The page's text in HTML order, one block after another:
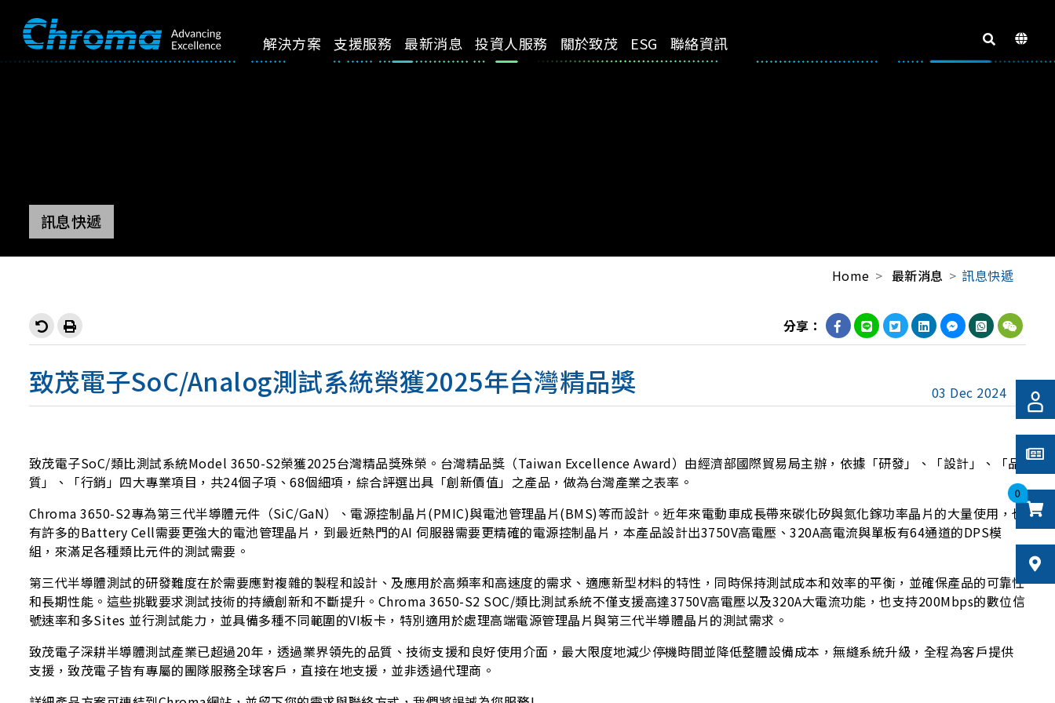
解決方案 支援服務 最新消息 投資人服務 關於致茂 ESG 聯絡資訊
0
訊息快遞
Home 最新消息 訊息快遞
分享：
致茂電子SoC/Analog測試系統榮獲2025年台灣精品獎 03 Dec 2024
致茂電子SoC/類比測試系統Model 3650-S2榮獲2025台灣精品獎殊榮。台灣精品獎（Taiwan Excellence Award）由經濟部國際貿易局主辦，依據「研發」、「設計」、「品
質」、「行銷」四大專業項目，共24個子項、68個細項，綜合評選出具「創新價值」之產品，做為台灣產業之表率。
Chroma 3650-S2專為第三代半導體元件（SiC/GaN）、電源控制晶片(PMIC)與電池管理晶片(BMS)等而設計。近年來電動車成長帶來碳化矽與氮化鎵功率晶片的大量使用，也
有許多的Battery Cell需要更強大的電池管理晶片，到最近熱門的AI 伺服器需要更精確的電源控制晶片，本產品設計出3750V高電壓、320A高電流與單板有64通道的DPS模
組，來滿足各種類比元件的測試需要。
第三代半導體測試的研發難度在於需要應對複雜的製程和設計、及應用於高頻率和高速度的需求、適應新型材料的特性，同時保持測試成本和效率的平衡，並確保產品的可靠性
和長期性能。這些挑戰要求測試技術的持續創新和不斷提升。Chroma 3650-S2 SOC/類比測試系統不僅支援高達3750V高電壓以及320A大電流功能，也支持200Mbps的數位信
號速率和多Sites 並行測試能力，並具備多種不同範圍的VI板卡，特別適用於處理高端電源管理晶片與第三代半導體晶片的測試需求。
致茂電子深耕半導體測試產業已超過20年，透過業界領先的品質、技術支援和良好使用介面，最大限度地減少停機時間並降低整體設備成本，無縫系統升級，全程為客戶提供
支援，致茂電子皆有專屬的團隊服務全球客戶，直接在地支援，並非透過代理商。